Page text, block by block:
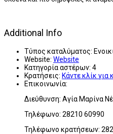
Additional Info
Τύπος καταλύματος:
Website: Website
Κατηγορία αστέρων: 4
Κρατήσεις: Κάντε κλίκ για
Επικοινωνία:
Διεύθυνση: Αγία Μαρίνα
Τηλέφωνο: 28210 60990
Τηλέφωνο κρατήσεων: